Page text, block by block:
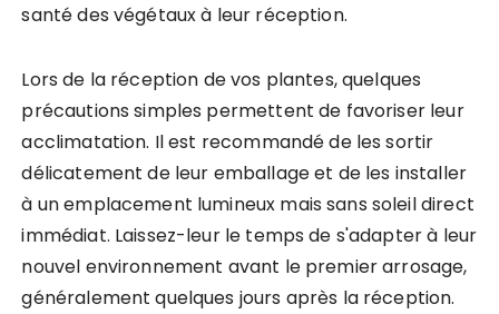
santé des végétaux à leur réception.
Lors de la réception de vos plantes, quelques
précautions simples permettent de favoriser leur
acclimatation. Il est recommandé de les sortir
délicatement de leur emballage et de les installer
à un emplacement lumineux mais sans soleil direct
immédiat. Laissez-leur le temps de s'adapter à leur
nouvel environnement avant le premier arrosage,
généralement quelques jours après la réception.